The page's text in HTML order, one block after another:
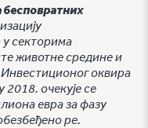
секторима
животне средине и
оквира
очекује се
евра за фазу
ре.